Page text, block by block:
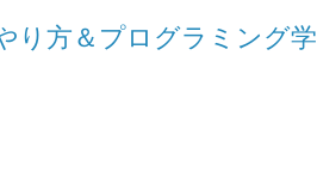
り方＆プログラミング学